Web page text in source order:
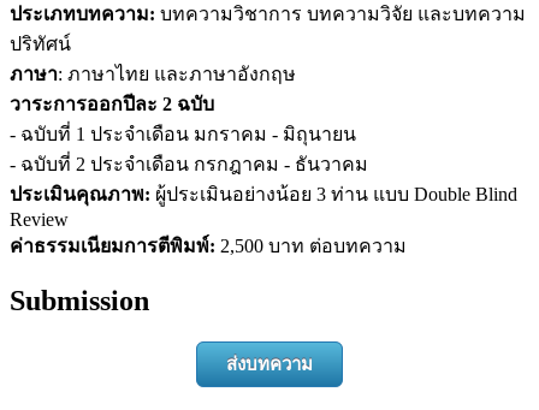
ประเภทบทความ: บทความวิชาการ บทความวิจัย และบทความ
ปริทัศน์
ภาษา: ภาษาไทย และภาษาอังกฤษ
วาระการออกปีละ 2 ฉบับ
- ฉบับที่ 1 ประจำเดือน มกราคม - มิถุนายน
- ฉบับที่ 2 ประจำเดือน กรกฎาคม - ธันวาคม
ประเมินคุณภาพ: ผู้ประเมินอย่างน้อย 3 ท่าน แบบ Double Blind
Review
ค่าธรรมเนียมการตีพิมพ์: 2,500 บาท ต่อบทความ
Submission
ส่งบทความ